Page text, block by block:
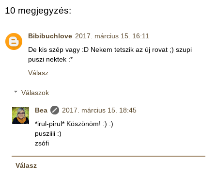
10 megjegyzés:
Bibibuchlove 2017. március 15. 16:11
De kis szép vagy :D Nekem tetszik az új rovat ;) szupi
puszi nektek :*
Válasz
Válaszok
Bea
2017. március 15. 18:45
*irul-pirul* Köszönöm! :) :)
pusziiii :)
zsófi
Válasz